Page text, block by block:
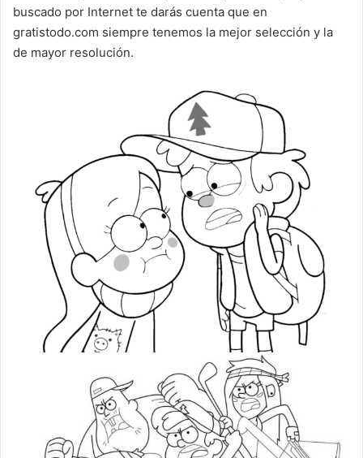
buscado por Internet te darás cuenta que en
gratistodo.com siempre tenemos la mejor selección y la
de mayor resolución.